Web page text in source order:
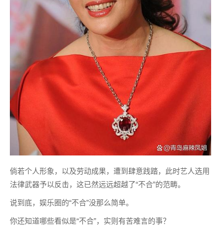
倘若个人形象，以及劳动成果，遭到肆意践踏，此时艺人选用
法律武器予以反击，这已然远远超越了“不合”的范畴。
说到底，娱乐圈的“不合”没那么简单。
你还知道哪些看似是“不合”，实则有苦难言的事？